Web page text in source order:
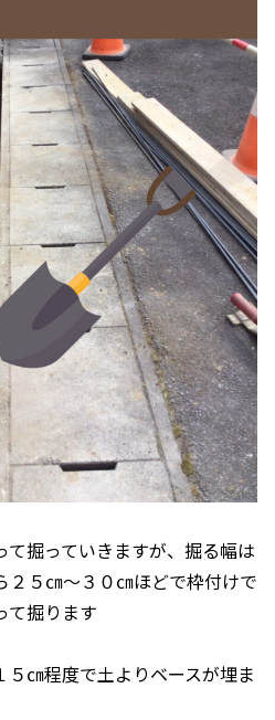
て掘っていきますが、掘る幅は
２５㎝～３０㎝ほどで枠付けで
て掘ります
㎝程度で土よりベースが埋ま